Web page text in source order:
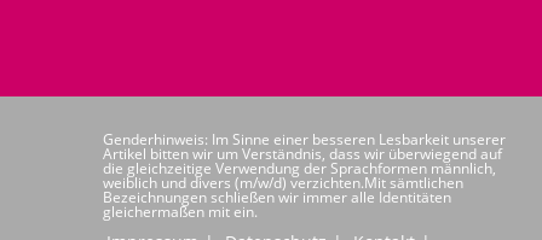
Genderhinweis: Im Sinne einer besseren Lesbarkeit unserer
Artikel bitten wir um Verständnis, dass wir überwiegend auf
die gleichzeitige Verwendung der Sprachformen männlich,
weiblich und divers (m/w/d) verzichten.Mit sämtlichen
Bezeichnungen schließen wir immer alle Identitäten
gleichermaßen mit ein.